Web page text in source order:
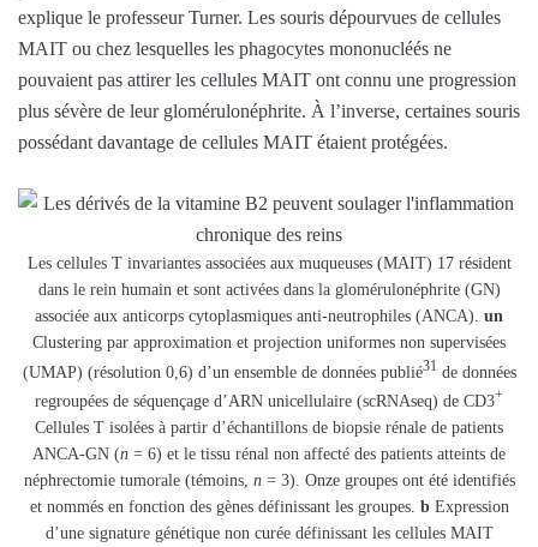
explique le professeur Turner. Les souris dépourvues de cellules
MAIT ou chez lesquelles les phagocytes mononucléés ne
pouvaient pas attirer les cellules MAIT ont connu une progression
plus sévère de leur glomérulonéphrite. À l’inverse, certaines souris
possédant davantage de cellules MAIT étaient protégées.
Les cellules T invariantes associées aux muqueuses (MAIT) 17 résident
dans le rein humain et sont activées dans la glomérulonéphrite (GN)
associée aux anticorps cytoplasmiques anti-neutrophiles (ANCA). un
Clustering par approximation et projection uniformes non supervisées
(UMAP) (résolution 0,6) d’un ensemble de données publié31 de données
regroupées de séquençage d’ARN unicellulaire (scRNAseq) de CD3+
Cellules T isolées à partir d’échantillons de biopsie rénale de patients
ANCA-GN (n = 6) et le tissu rénal non affecté des patients atteints de
néphrectomie tumorale (témoins, n= 3). Onze groupes ont été identifiés
et nommés en fonction des gènes définissant les groupes. bExpression
d’une signature génétique non curée définissant les cellules MAIT